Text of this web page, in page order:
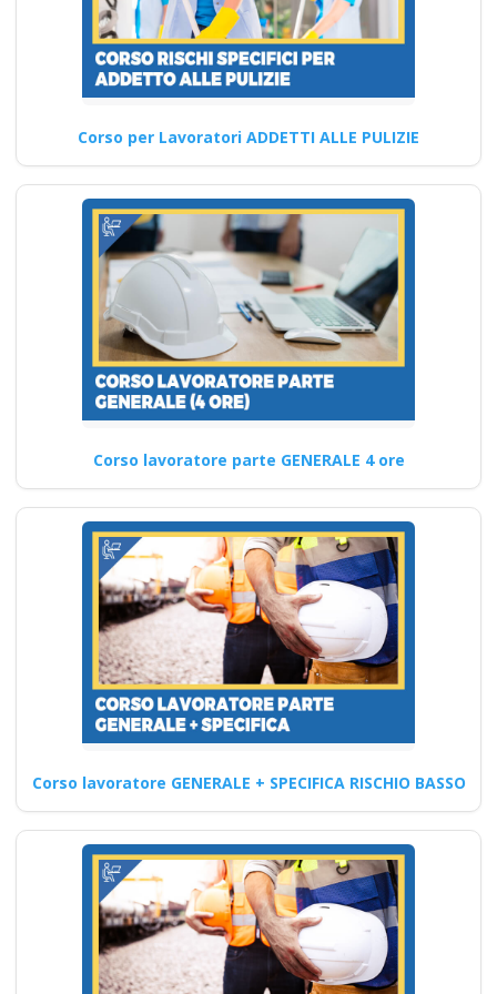
impresa edile
agricola imprese
industrie aziende
imprenditore
obblighi formazione
partecipata datore
di lavoro
Come assicurare la continuità
e la coerenza dei contenuti
dei corsi per…
Continua
Come sarà valutata
l'efficacia dei corsi
antincendio
introdotti nel nuovo
accordo Stato-
Regioni del 2025?
corso formatore rspp
datore lavoratori
rischio basso medio
alto
normativa…
Continua
Corso per Lavoratori ADDETTI ALLE PULIZIE
Corso lavoratore parte GENERALE 4 ore
Corso lavoratore GENERALE + SPECIFICA RISCHIO BASSO